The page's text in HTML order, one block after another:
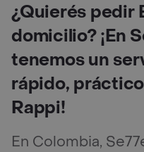
¿Quierés pedir
domicilio? ¡En
tenemos un
rápido,
Rappi!
En Colombia,